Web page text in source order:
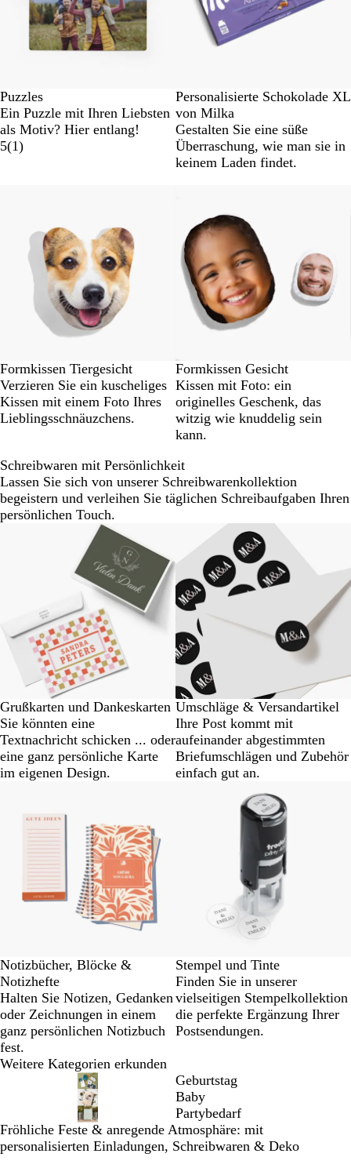
Puzzles
Ein Puzzle mit Ihren Liebsten
als Motiv? Hier entlang!
5(1)
Personalisierte Schokolade XL
von Milka
Gestalten Sie eine süße
Überraschung, wie man sie in
keinem Laden findet.
Formkissen Tiergesicht
Verzieren Sie ein kuscheliges
Kissen mit einem Foto Ihres
Lieblingsschnäuzchens.
Formkissen Gesicht
Kissen mit Foto: ein
originelles Geschenk, das
witzig wie knuddelig sein
kann.
Schreibwaren mit Persönlichkeit
Lassen Sie sich von unserer Schreibwarenkollektion
begeistern und verleihen Sie täglichen Schreibaufgaben Ihren
persönlichen Touch.
Grußkarten und Dankeskarten
Sie könnten eine
Textnachricht schicken ... oder
eine ganz persönliche Karte
im eigenen Design.
Umschläge & Versandartikel
Ihre Post kommt mit
aufeinander abgestimmten
Briefumschlägen und Zubehör
einfach gut an.
Notizbücher, Blöcke &
Notizhefte
Halten Sie Notizen, Gedanken
oder Zeichnungen in einem
ganz persönlichen Notizbuch
fest.
Stempel und Tinte
Finden Sie in unserer
vielseitigen Stempelkollektion
die perfekte Ergänzung Ihrer
Postsendungen.
Weitere Kategorien erkunden
Geburtstag
Baby
Partybedarf
Fröhliche Feste & anregende Atmosphäre: mit
personalisierten Einladungen, Schreibwaren & Deko